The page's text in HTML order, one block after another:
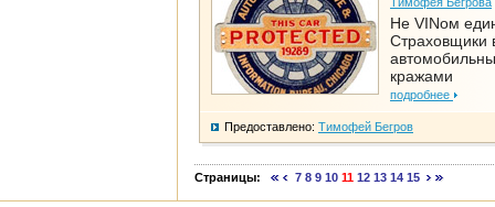
Не VINом
Страховщики
кражами
подробнее
Предоставлено: Тимофей Бегров
Страницы: 7 8 9 10 11 12 13 14 15